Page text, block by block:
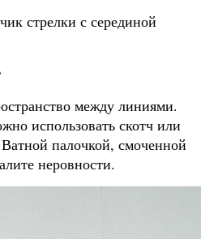
стрелки с серединой
между линиями.
использовать скотч или
палочкой, смоченной
неровности.